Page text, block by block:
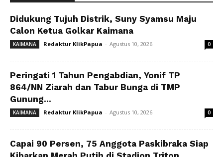
Didukung Tujuh Distrik, Suny Syamsu Maju
Calon Ketua Golkar Kaimana
KAIMANA Redaktur KlikPapua - Agustus 10, 2026 0
Peringati 1 Tahun Pengabdian, Yonif TP
864/NN Ziarah dan Tabur Bunga di TMP
Gunung...
KAIMANA Redaktur KlikPapua - Agustus 10, 2026 0
Capai 90 Persen, 75 Anggota Paskibraka Siap